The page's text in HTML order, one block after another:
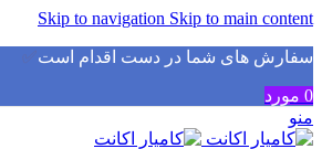
Skip to navigation Skip to main content
سفارش های شما در دست اقدام است✅
0 مورد
منو